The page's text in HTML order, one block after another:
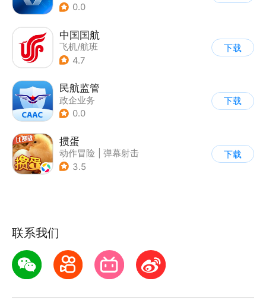
0.0
中国国航
飞机/航班
4.7
下载
民航监管
政企业务
0.0
下载
掼蛋
动作冒险
弹幕射击
| 空战
3.5
下载
联系我们